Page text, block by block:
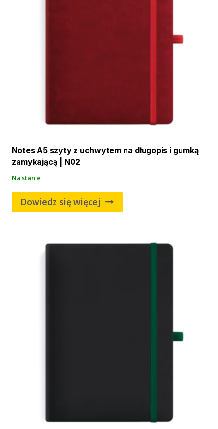
Notes A5 szyty z uchwytem na długopis i gumką
zamykającą | N02
Na stanie
Dowiedz się więcej